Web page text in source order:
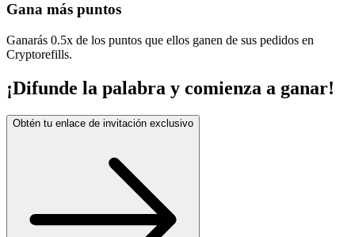
Gana más puntos
Ganarás 0.5x de los puntos que ellos ganen de sus pedidos en
Cryptorefills.
¡Difunde la palabra y comienza a ganar!
Obtén tu enlace de invitación exclusivo